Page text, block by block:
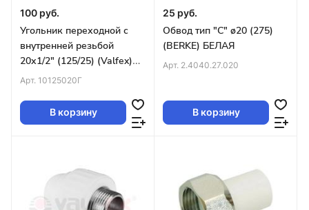
100 руб.
Угольник переходной с
внутренней резьбой
20х1/2" (125/25) (Valfex)
СЕРЫЙ
Арт. 10125020Г
В корзину
25 руб.
Обвод тип "С" ø20 (275)
(BERKE) БЕЛАЯ
Арт. 2.4040.27.020
В корзину